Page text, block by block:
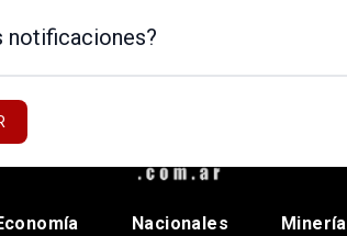
Nacionales Minería
notificaciones?